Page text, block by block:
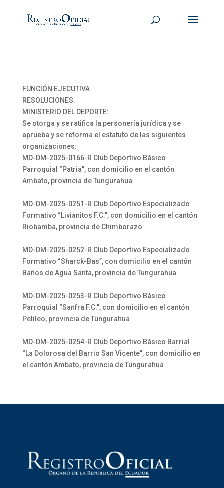
FUNCIÓN EJECUTIVA
RESOLUCIONES:
MINISTERIO DEL DEPORTE:
Se otorga y se ratifica la personería jurídica y se
aprueba y se reforma el estatuto de las siguientes
organizaciones:
MD-DM-2025-0166-R Club Deportivo Básico
Parroquial “Patria”, con domicilio en el cantón
Ambato, provincia de Tungurahua
MD-DM-2025-0251-R Club Deportivo Especializado
Formativo “Livianitos F.C.”, con domicilio en el cantón
Riobamba, provincia de Chimborazo
MD-DM-2025-0252-R Club Deportivo Especializado
Formativo “Sharck-Bas”, con domicilio en el cantón
Baños de Agua Santa, provincia de Tungurahua
MD-DM-2025-0253-R Club Deportivo Básico
Parroquial “Sanfra F.C.”, con domicilio en el cantón
Pelileo, provincia de Tungurahua
MD-DM-2025-0254-R Club Deportivo Básico Barrial
“La Dolorosa del Barrio San Vicente”, con domicilio en
el cantón Ambato, provincia de Tungurahua